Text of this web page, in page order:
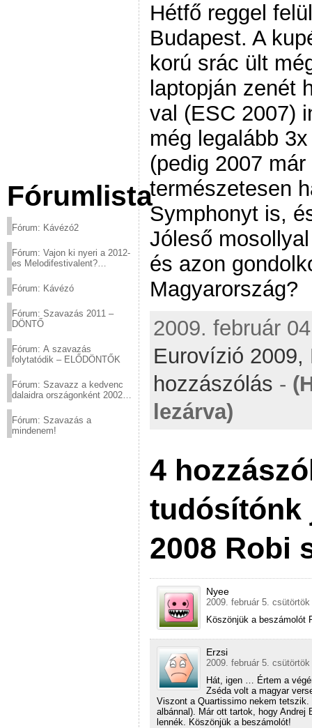
Fórumlista
Fórum: Kávézó2
Fórum: Vajon ki nyeri a 2012-
es Melodifestivalent?
Fórum: Kávézó
Fórum: Szavazás 2011 –
DÖNTŐ
Fórum: A szavazás
folytatódik – ELŐDÖNTŐK
Fórum: Szavazz a kedvenc
dalaidra országonként 2002
Fórum: Szavazás a
mindenem!
Hétfő reggel
Budapest. A
korú srác ült
laptopján zenét
val (ESC 2007)
még legalább
(pedig 2007
természetesen
Symphonyt is,
Jóleső
és azon
Magyarország?
2009. február
Eurovízió 2009,
hozzászólás -
lezárva)
4
tudósítónk
2008 Robi
Nyee
2009. február 5. csütörtök
Köszönjük a beszámolót
Erzsi
2009. február 5.
Hát, igen … Értem a
Zséda volt a magyar
Viszont a Quartissimo nekem
albánnal). Már ott tartok, hogy
lennék. Köszönjük a beszámolót!